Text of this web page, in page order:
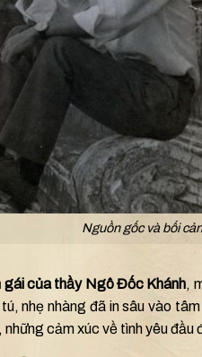
Nguồn gốc và bối
gái của thầy Ngô Đốc Khánh,
nhẹ nhàng đã in sâu vào
những cảm xúc về tình yêu